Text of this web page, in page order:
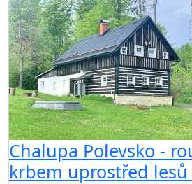
Chalupa Polevsko -
krbem uprostřed